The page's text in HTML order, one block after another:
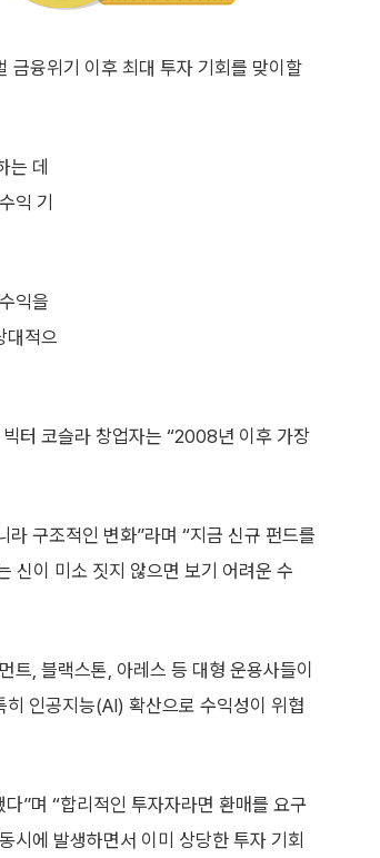
금융위기 이후 최대 투자 기회를 맞이할
데
익 기
익을
대적으
터 코슬라 창업자는 “2008년 이후 가장
구조적인 변화”라며 “지금 신규 펀드를
신이 미소 짓지 않으면 보기 어려운 수
트, 블랙스톤, 아레스 등 대형 운용사들이
인공지능(AI) 확산으로 수익성이 위협
”며 “합리적인 투자자라면 환매를 요구
시에 발생하면서 이미 상당한 투자 기회